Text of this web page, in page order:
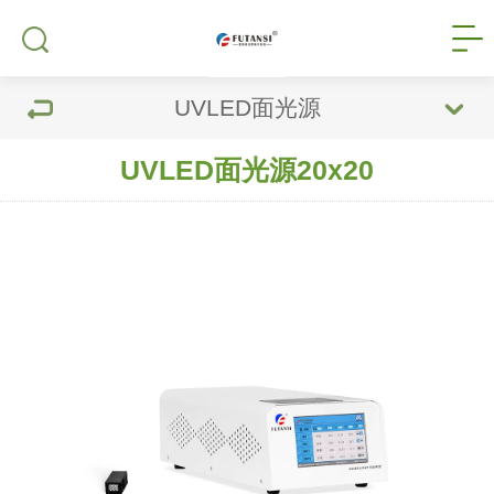
UVLED面光源
UVLED面光源20x20